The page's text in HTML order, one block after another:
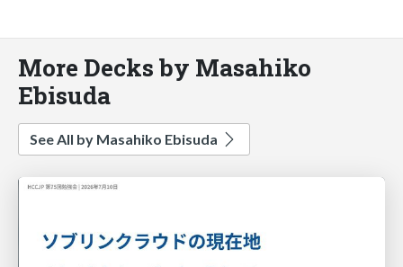
More Decks by Masahiko
Ebisuda
See All by Masahiko Ebisuda